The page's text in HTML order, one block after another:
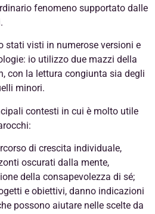
fenomeno supportato dalle
stati visti in numerose versioni e
io utilizzo due mazzi della
con la lettura congiunta sia degli
minori.
contesti in cui è molto utile
di crescita individuale,
oscurati dalla mente,
della consapevolezza di sé;
e obiettivi, danno indicazioni
possono aiutare nelle scelte da